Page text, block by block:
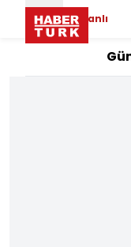
Canlı